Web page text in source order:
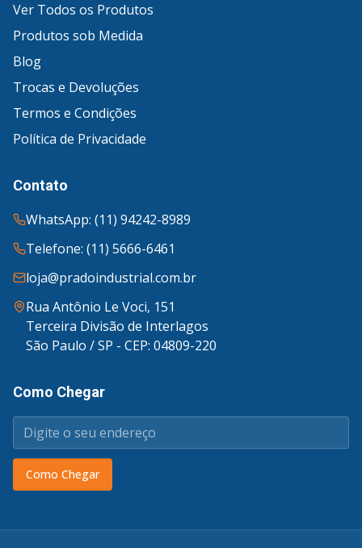
Ver Todos os Produtos
Produtos sob Medida
Blog
Trocas e Devoluções
Termos e Condições
Política de Privacidade
Contato
WhatsApp: (11) 94242-8989
Telefone: (11) 5666-6461
loja@pradoindustrial.com.br
Rua Antônio Le Voci, 151
Terceira Divisão de Interlagos
São Paulo / SP - CEP: 04809-220
Como Chegar
Como Chegar